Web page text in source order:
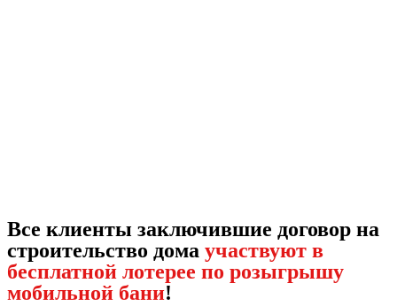
Все клиенты заключившие договор на
строительство дома участвуют в
бесплатной лотерее по розыгрышу
мобильной бани!